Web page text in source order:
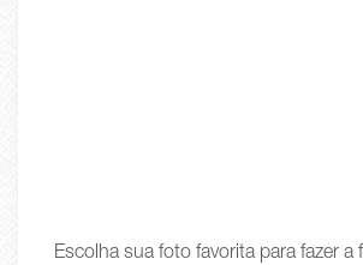
Escolha sua foto favorita para fazer a